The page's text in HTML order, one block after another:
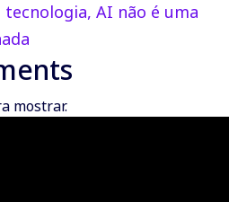
AI não é uma
mostrar.